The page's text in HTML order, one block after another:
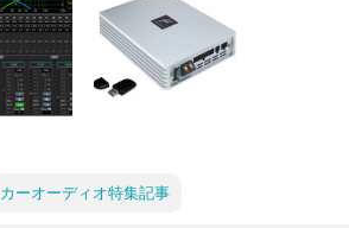
カーオーディオ特集記事